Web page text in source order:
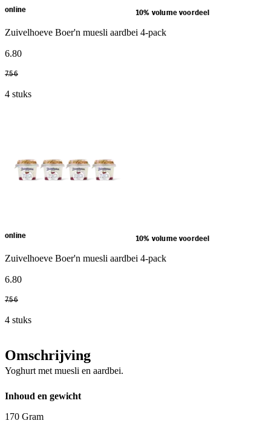
online 10% volume voordeel
Zuivelhoeve Boer'n muesli aardbei 4-pack
6.80
7.56
4 stuks
online 10% volume voordeel
Zuivelhoeve Boer'n muesli aardbei 4-pack
6.80
7.56
4 stuks
Omschrijving
Yoghurt met muesli en aardbei.
Inhoud en gewicht
170 Gram